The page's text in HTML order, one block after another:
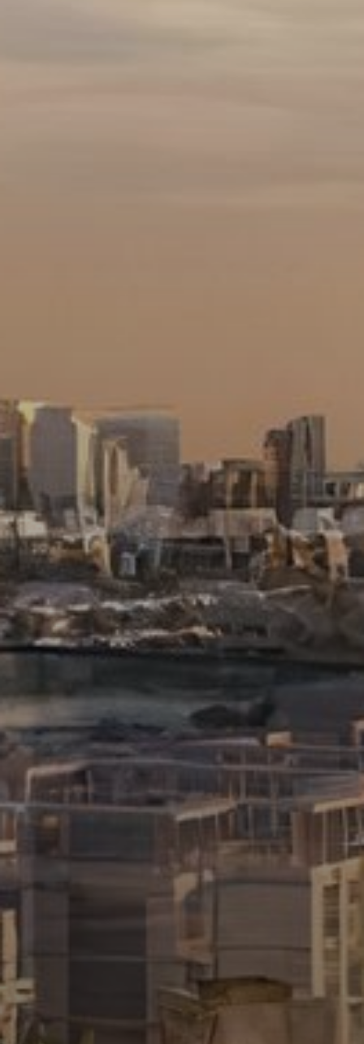
Аренда
Новостройки
AX Journal
Каталоги
Агенты
About Us